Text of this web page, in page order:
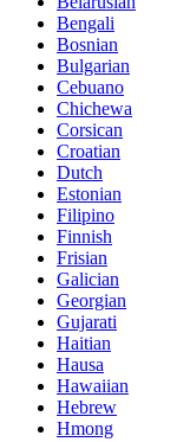
Bengali
Bosnian
Bulgarian
Cebuano
Chichewa
Corsican
Croatian
Dutch
Estonian
Filipino
Finnish
Frisian
Galician
Georgian
Gujarati
Haitian
Hausa
Hawaiian
Hebrew
Hmong